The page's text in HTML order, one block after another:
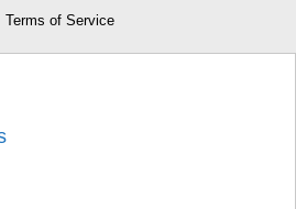
Terms of Service